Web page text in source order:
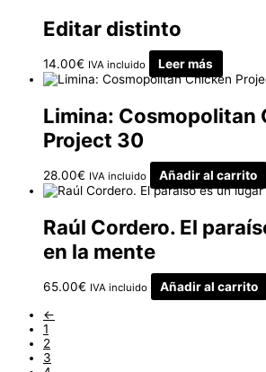
Editar distinto
14.00€ IVA incluido Leer más
Limina: Cosmopolitan
Project 30
28.00€ IVA incluido Añadir al carrito
Raúl Cordero. El
en la mente
65.00€ IVA incluido
Añadir al carrito
←
1
2
3